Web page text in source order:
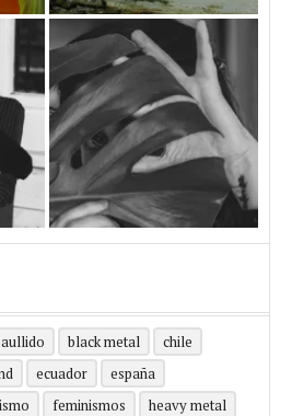
aullido black metal
chile
ecuador
españa
feminismos
heavy metal